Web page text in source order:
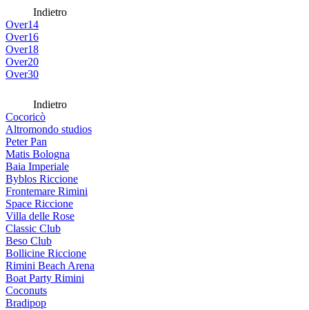
Indietro
Over14
Over16
Over18
Over20
Over30
Indietro
Cocoricò
Altromondo studios
Peter Pan
Matis Bologna
Baia Imperiale
Byblos Riccione
Frontemare Rimini
Space Riccione
Villa delle Rose
Classic Club
Beso Club
Bollicine Riccione
Rimini Beach Arena
Boat Party Rimini
Coconuts
Bradipop